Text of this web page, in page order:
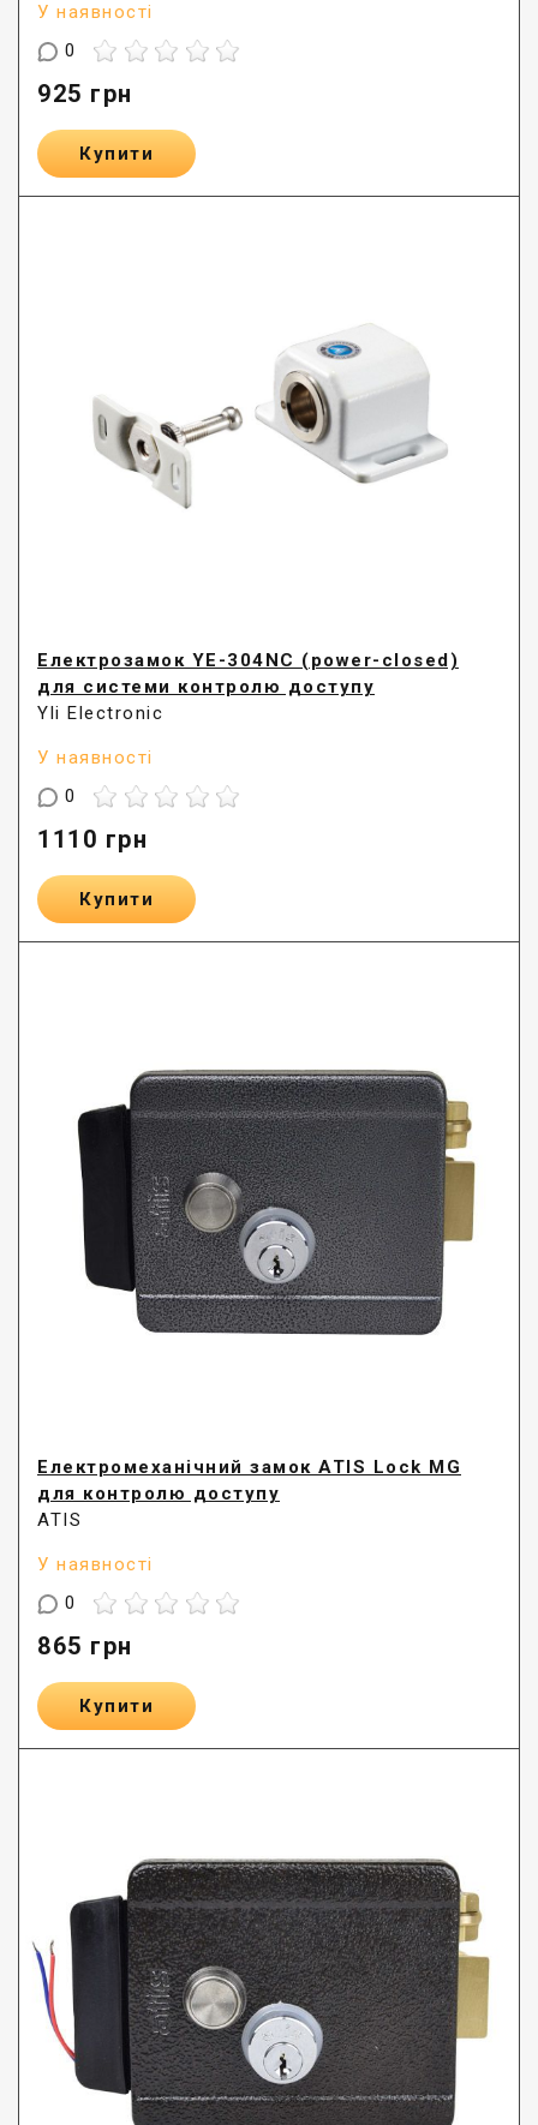
У наявності
0
925 грн
Купити
Електрозамок YE-304NC (power-closed)
для системи контролю доступу
Yli Electronic
У наявності
0
1110 грн
Купити
Електромеханічний замок ATIS Lock MG
для контролю доступу
ATIS
У наявності
0
865 грн
Купити